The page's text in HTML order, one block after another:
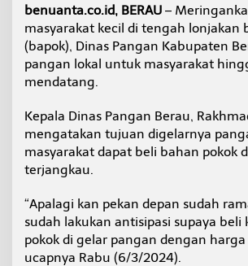
e
r
a
u
G
r
P
a
n
L
o
k
benuanta.co.id, BERAU –
masyarakat kecil di tengah lonjakan
(bapok), Dinas Pangan Kabupaten
pangan lokal untuk masyarakat
mendatang.
Kepala Dinas Pangan Berau,
mengatakan tujuan digelarnya
masyarakat dapat beli bahan pokok
terjangkau.
“Apalagi kan pekan depan sudah
sudah lakukan antisipasi supaya beli
pokok di gelar pangan dengan harga
ucapnya Rabu (6/3/2024).